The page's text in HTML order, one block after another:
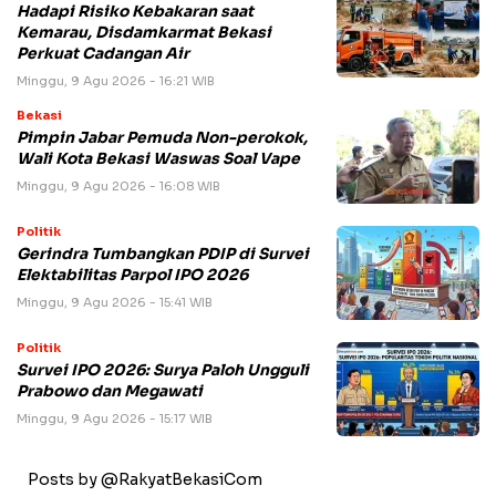
Hadapi Risiko Kebakaran saat
Kemarau, Disdamkarmat Bekasi
Perkuat Cadangan Air
Minggu, 9 Agu 2026 - 16:21 WIB
Bekasi
Pimpin Jabar Pemuda Non-perokok,
Wali Kota Bekasi Waswas Soal Vape
Minggu, 9 Agu 2026 - 16:08 WIB
Politik
Gerindra Tumbangkan PDIP di Survei
Elektabilitas Parpol IPO 2026
Minggu, 9 Agu 2026 - 15:41 WIB
Politik
Survei IPO 2026: Surya Paloh Ungguli
Prabowo dan Megawati
Minggu, 9 Agu 2026 - 15:17 WIB
Posts by @RakyatBekasiCom